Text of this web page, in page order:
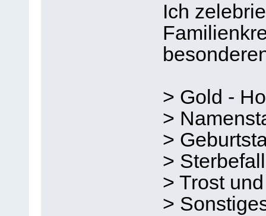
Ich
> Gold -
>
>
> Sterbefall
> Trost
>